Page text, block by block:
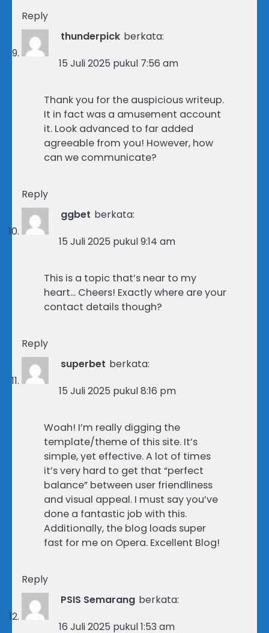
Reply
thunderpick berkata:
15 Juli 2025 pukul 7:56 am
Thank you for the auspicious writeup.
It in fact was a amusement account
it. Look advanced to far added
agreeable from you! However, how
can we communicate?
Reply
ggbet berkata:
15 Juli 2025 pukul 9:14 am
This is a topic that’s near to my
heart… Cheers! Exactly where are your
contact details though?
Reply
superbet berkata:
15 Juli 2025 pukul 8:16 pm
Woah! I’m really digging the
template/theme of this site. It’s
simple, yet effective. A lot of times
it’s very hard to get that “perfect
balance” between user friendliness
and visual appeal. I must say you’ve
done a fantastic job with this.
Additionally, the blog loads super
fast for me on Opera. Excellent Blog!
Reply
PSIS Semarang berkata:
16 Juli 2025 pukul 1:53 am